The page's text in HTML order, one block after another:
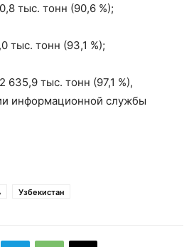
тыс. тонн (90,6 %);
тыс. тонн (93,1 %);
635,9 тыс. тонн (97,1 %),
информационной службы
Узбекистан